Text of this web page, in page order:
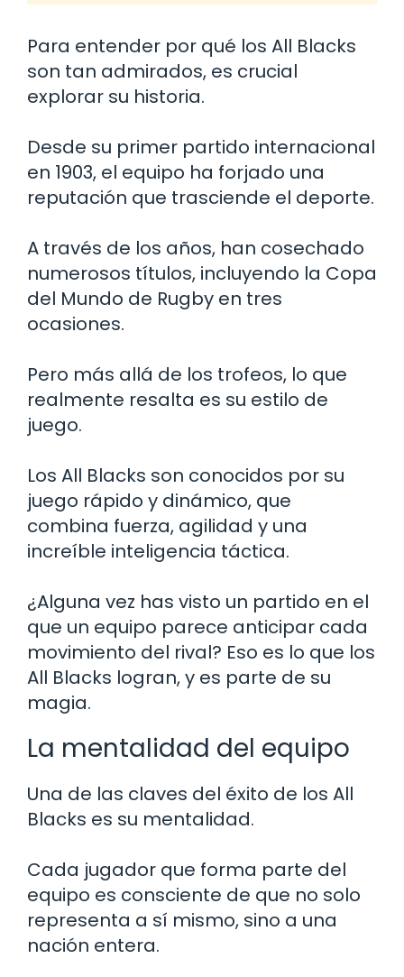
Para entender por qué los All Blacks
son tan admirados, es crucial
explorar su historia.
Desde su primer partido internacional
en 1903, el equipo ha forjado una
reputación que trasciende el deporte.
A través de los años, han cosechado
numerosos títulos, incluyendo la Copa
del Mundo de Rugby en tres
ocasiones.
Pero más allá de los trofeos, lo que
realmente resalta es su estilo de
juego.
Los All Blacks son conocidos por su
juego rápido y dinámico, que
combina fuerza, agilidad y una
increíble inteligencia táctica.
¿Alguna vez has visto un partido en el
que un equipo parece anticipar cada
movimiento del rival? Eso es lo que los
All Blacks logran, y es parte de su
magia.
La mentalidad del equipo
Una de las claves del éxito de los All
Blacks es su mentalidad.
Cada jugador que forma parte del
equipo es consciente de que no solo
representa a sí mismo, sino a una
nación entera.